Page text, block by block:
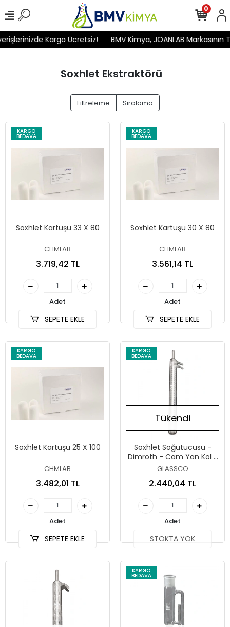
Kargo Ücretsiz! BMV Kimya, JOANLAB
0
Soxhlet Ekstraktörü
Filtreleme Sıralama
KARGO
BEDAVA
Soxhlet Kartuşu 33 X 80
CHMLAB
3.719,42 TL
Adet
SEPETE EKLE
KARGO
BEDAVA
Soxhlet Kartuşu 30 X 80
CHMLAB
3.561,14 TL
Adet
SEPETE EKLE
KARGO
BEDAVA
Soxhlet Kartuşu 25 X 100
CHMLAB
3.482,01 TL
Adet
SEPETE EKLE
KARGO
BEDAVA
Tükendi
Soxhlet Soğutucusu -
Dimroth - Cam Yan Kol -
NS 45/40 - 100 ml - 300
GLASSCO
2.440,04 TL
Adet
STOKTA YOK
KARGO
BEDAVA